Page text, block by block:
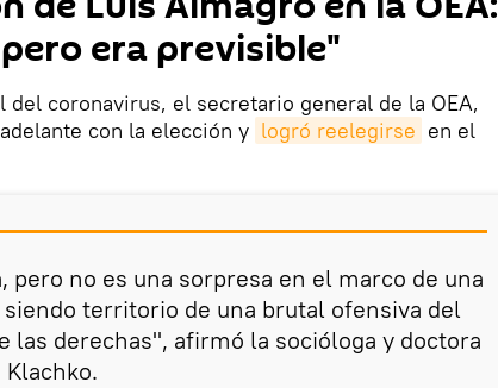
era previsible"
del coronavirus, el secretario general de la OEA,
con la elección y logró reelegirse en el
pero no es una sorpresa en el marco de una
territorio de una brutal ofensiva del
las derechas", afirmó la socióloga y doctora